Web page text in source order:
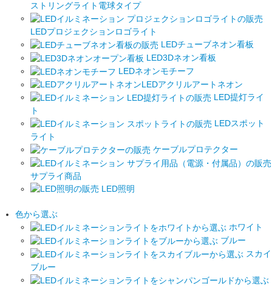
ストリングライト電球タイプ
LEDプロジェクションロゴライト
LEDチューブネオン看板
LED3Dネオン看板
LEDネオンモチーフ
LEDアクリルアートネオン
LED提灯ライ
ト
LEDスポット
ライト
ケーブルプロテクター
サプライ商品
LED照明
色から選ぶ
ホワイト
ブルー
スカイ
ブルー